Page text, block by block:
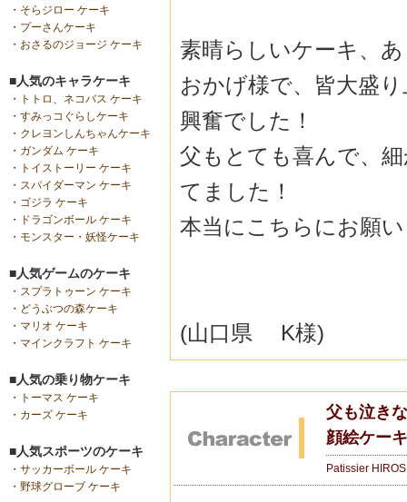
・ そらジロー ケーキ
・ プーさんケーキ
・ おさるのジョージ ケーキ
■人気のキャラケーキ
・
トトロ、ネコバス ケーキ
・ すみっコぐらしケーキ
・ クレヨンしんちゃんケーキ
・ ガンダム ケーキ
・
トイストーリー ケーキ
・ スパイダーマン ケーキ
・ ゴジラ ケーキ
・
ドラゴンボール ケーキ
・ モンスター・妖怪ケーキ
■人気ゲームのケーキ
・ スプラトゥーン ケーキ
・ どうぶつの森ケーキ
・ マリオ ケーキ
・ マインクラフト ケーキ
■人気の乗り物ケーキ
・
トーマス ケーキ
・ カーズ ケーキ
■人気スポーツのケーキ
・ サッカーボール ケーキ
・ 野球グローブ ケーキ
素晴らしいケーキ、
おかげ様で、皆大盛
興奮でした！
父もとても喜んで、
てました！
本当にこちらにお願
(山口県 K様)
父も泣き
顔絵ケー
Patissier